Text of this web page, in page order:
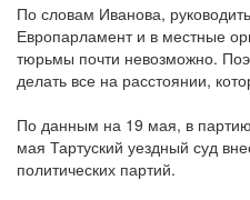
По словам Иванова,
Европарламент и в местные
тюрьмы почти невозможно.
делать все на расстоянии,
По данным на 19 мая, в
мая Тартуский уездный суд
политических партий.